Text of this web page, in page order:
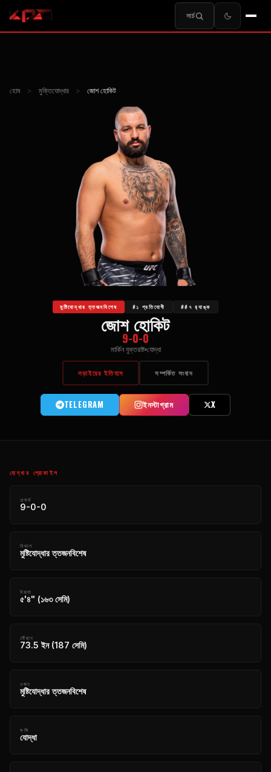
সার্চ
হোম > মুক্তিযোদ্ধার > জোশ হোকিট
মুষ্টিযোদ্ধার ত্তজনবিশেষ #১ প্রতিযোগী ##৭ র‍্যাঙ্ক
জোশ হোকিট
9-0-0
মার্কিন যুক্তরাষ্ট যোদ্ধা
লড়াইয়ের ইতিহাস সম্পর্কিত সংবাদ
TELEGRAM ইনস্টাগ্রাম X
যোদ্ধার প্রোফাইল
রেকর্ড
9-0-0
বিভাগ
মুষ্টিযোদ্ধার ত্তজনবিশেষ
উচ্চতা
৫'৪" (১৬৩ সেমি)
পৌঁছান
73.5 ইন (187 সেমি)
ওজন
মুষ্টিযোদ্ধার ত্তজনবিশেষ
ভঙ্গি
যোদ্ধা